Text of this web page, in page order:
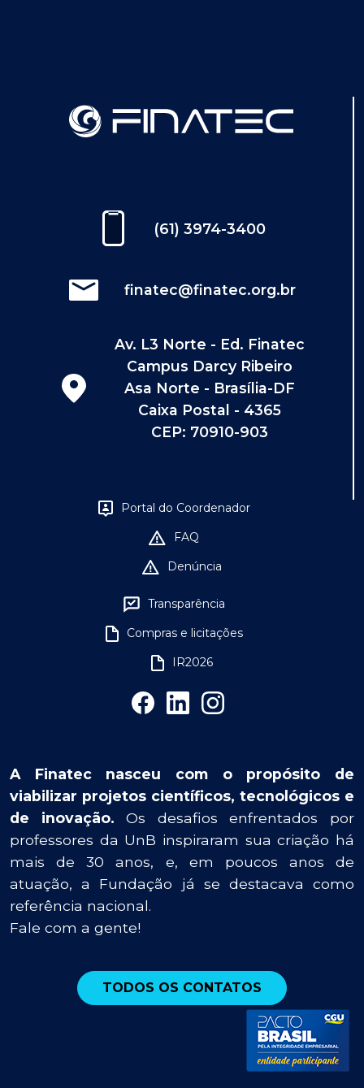
(61) 3974-3400
finatec@finatec.org.br
Av. L3 Norte - Ed. Finatec
Campus Darcy Ribeiro
Asa Norte - Brasília-DF
Caixa Postal - 4365
CEP: 70910-903
Portal do Coordenador
FAQ
Denúncia
Transparência
Compras e licitações
IR2026
A Finatec nasceu com o propósito de
viabilizar projetos científicos, tecnológicos e
de inovação. Os desafios enfrentados por
professores da UnB inspiraram sua criação há
mais de 30 anos, e, em poucos anos de
atuação, a Fundação já se destacava como
referência nacional.
Fale com a gente!
TODOS OS CONTATOS